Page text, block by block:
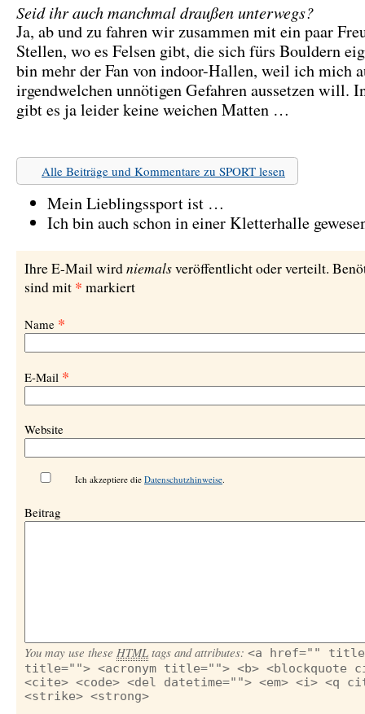
Seid ihr auch manchmal draußen unterwegs?
Ja, ab und zu fahren wir zusammen mit ein paar
Stellen, wo es Felsen gibt, die sich fürs Bouldern
bin mehr der Fan von indoor-Hallen, weil ich mich
irgendwelchen unnötigen Gefahren aussetzen will.
gibt es ja leider keine weichen Matten …
Alle Beiträge und Kommentare zu SPORT lesen
Mein Lieblingssport ist …
Ich bin auch schon in einer Kletterhalle
Ihre E-Mail wirdniemalsveröffentlicht oder verteilt.
sind mit * markiert
Name *
E-Mail *
Website
Ich akzeptiere die Datenschutzhinweise.
Beitrag
You may use these HTML tags and attributes: <a href=""
title=""> <acronym title=""> <b> <blockquote
<cite> <code> <del datetime=""> <em> <i> <q
<strike> <strong>